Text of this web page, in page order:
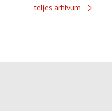
teljes arhívum